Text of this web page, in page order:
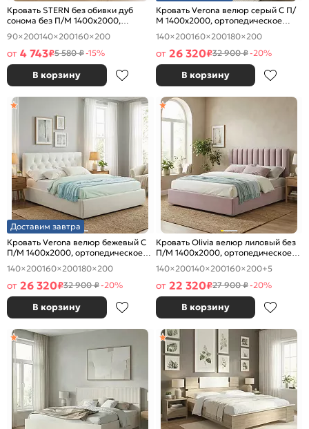
Кровать STERN без обивки дуб
сонома без П/М 1400x2000,
изголовье жесткое
90×200140×200160×200
от 4 743₽5 580 ₽-15%
В корзину
Кровать Verona велюр серый С П/
М 1400x2000, ортопедическое
основание, изголовье мягкое
140×200160×200180×200
от 26 320₽32 900 ₽-20%
В корзину
Доставим завтра
Кровать Verona велюр бежевый С
П/М 1400x2000, ортопедическое
основание, изголовье мягкое
140×200160×200180×200
от 26 320₽32 900 ₽-20%
В корзину
Кровать Olivia велюр лиловый без
П/М 1400x2000, ортопедическое
основание, изголовье мягкое
140×200140×200160×200+5
от 22 320₽27 900 ₽-20%
В корзину